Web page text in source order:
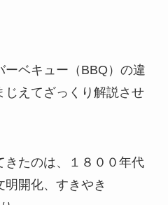
ベキュー（BBQ）の違
じえてざっくり解説させ
きたのは、１８００年代
開化、すきやき